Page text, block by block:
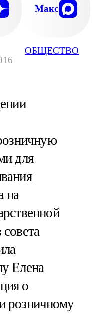
ОБЩЕСТВО
Макс
для
на
Елена
о
розничному